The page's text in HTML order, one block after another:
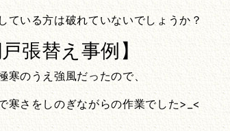
ている方は破れていないでしょうか？
戸張替え事例】
寒のうえ強風だったので、
寒さをしのぎながらの作業でした>_<